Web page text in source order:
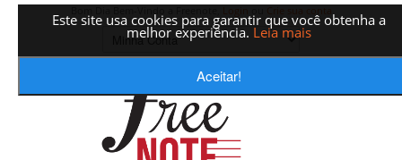
Este site usa cookies para garantir que você obtenha a
melhor experiência. Leia mais
Aceitar!